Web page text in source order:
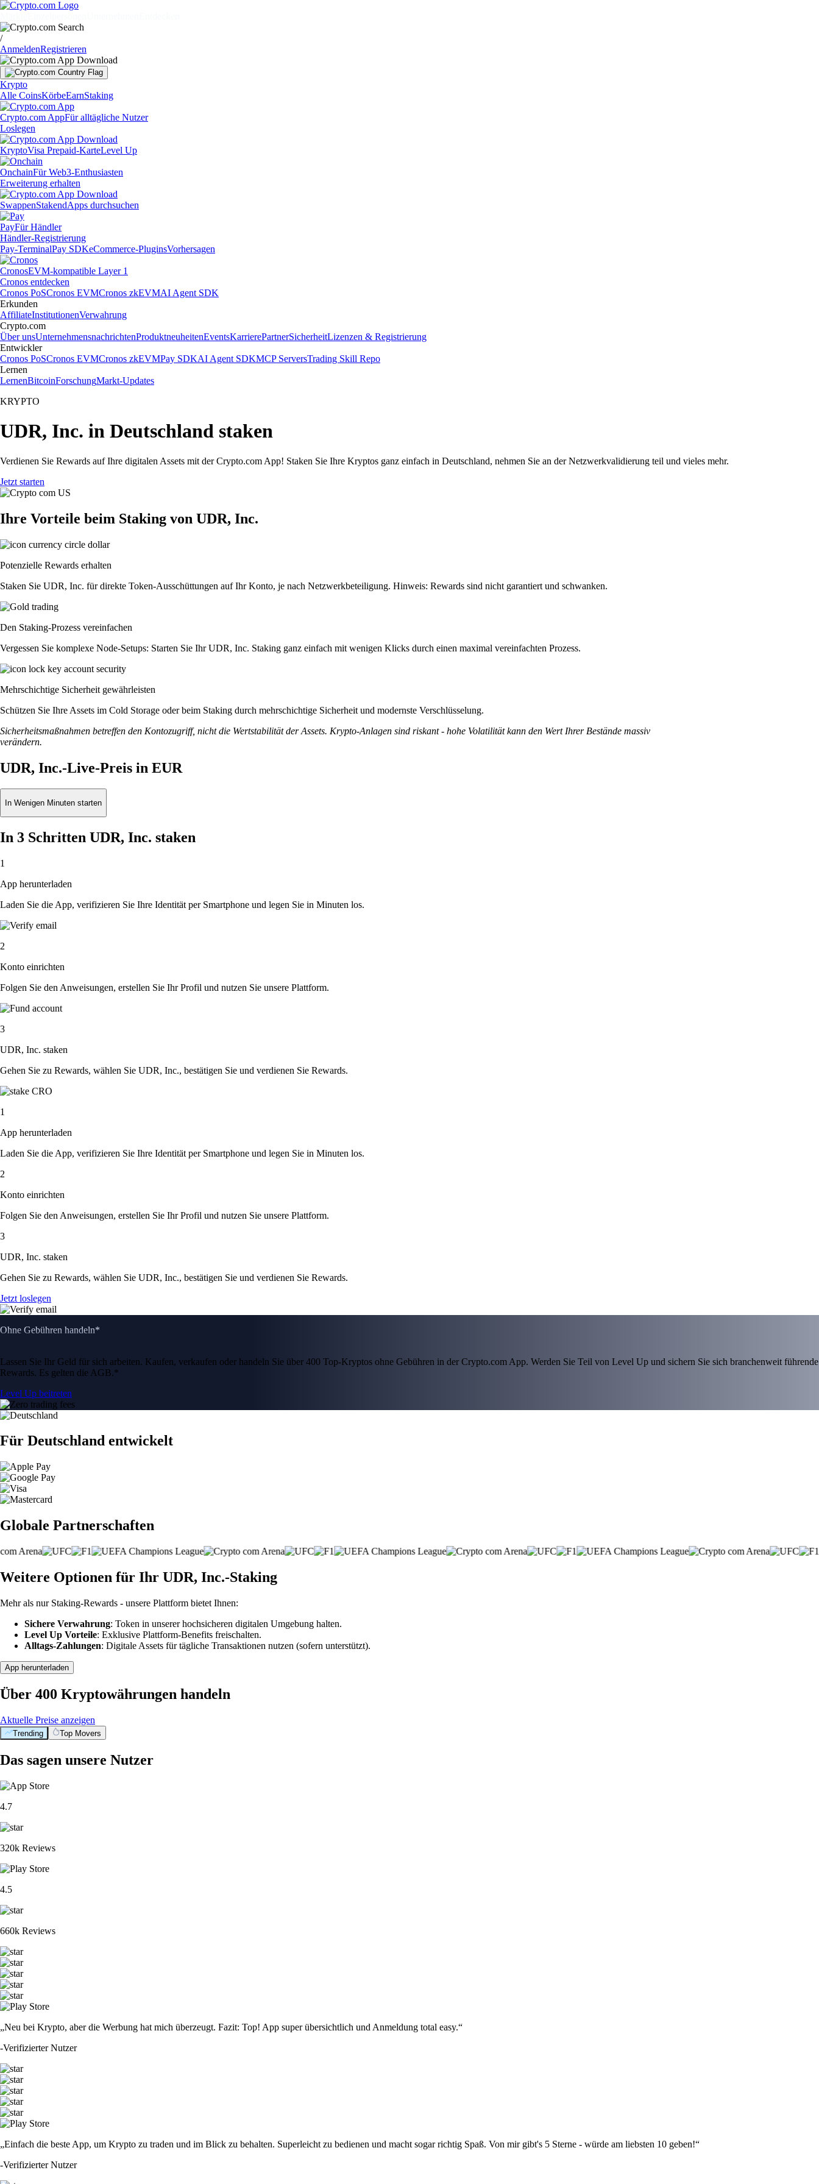
/
AnmeldenRegistrieren
Krypto
Alle CoinsKörbeEarnStaking
Crypto.com AppFür alltägliche Nutzer
Loslegen
KryptoVisa Prepaid-KarteLevel Up
OnchainFür Web3-Enthusiasten
Erweiterung erhalten
SwappenStakendApps durchsuchen
PayFür Händler
Händler-Registrierung
Pay-TerminalPay SDKeCommerce-PluginsVorhersagen
CronosEVM-kompatible Layer 1
Cronos entdecken
Cronos PoSCronos EVMCronos zkEVMAI Agent SDK
Erkunden
AffiliateInstitutionenVerwahrung
Crypto.com
Über unsUnternehmensnachrichtenProduktneuheitenEventsKarrierePartnerSicherheitLizenzen & Registrierung
Entwickler
Cronos PoSCronos EVMCronos zkEVMPay SDKAI Agent SDKMCP ServersTrading Skill Repo
Lernen
LernenBitcoinForschungMarkt-Updates
KRYPTO
UDR, Inc. in Deutschland staken
Verdienen Sie Rewards auf Ihre digitalen Assets mit der Crypto.com App! Staken Sie Ihre Kryptos ganz einfach in Deutschland, nehmen Sie an der Netzwerkvalidierung teil und vieles mehr.
Jetzt starten
Ihre Vorteile beim Staking von UDR, Inc.
Potenzielle Rewards erhalten
Staken Sie UDR, Inc. für direkte Token-Ausschüttungen auf Ihr Konto, je nach Netzwerkbeteiligung. Hinweis: Rewards sind nicht garantiert und schwanken.
Den Staking-Prozess vereinfachen
Vergessen Sie komplexe Node-Setups: Starten Sie Ihr UDR, Inc. Staking ganz einfach mit wenigen Klicks durch einen maximal vereinfachten Prozess.
Mehrschichtige Sicherheit gewährleisten
Schützen Sie Ihre Assets im Cold Storage oder beim Staking durch mehrschichtige Sicherheit und modernste Verschlüsselung.
Sicherheitsmaßnahmen betreffen den Kontozugriff, nicht die Wertstabilität der Assets. Krypto-Anlagen sind riskant - hohe Volatilität kann den Wert Ihrer Bestände massiv
verändern.
UDR, Inc.-Live-Preis in EUR
In Wenigen Minuten starten
In 3 Schritten UDR, Inc. staken
1
App herunterladen
Laden Sie die App, verifizieren Sie Ihre Identität per Smartphone und legen Sie in Minuten los.
2
Konto einrichten
Folgen Sie den Anweisungen, erstellen Sie Ihr Profil und nutzen Sie unsere Plattform.
3
UDR, Inc. staken
Gehen Sie zu Rewards, wählen Sie UDR, Inc., bestätigen Sie und verdienen Sie Rewards.
1
App herunterladen
Laden Sie die App, verifizieren Sie Ihre Identität per Smartphone und legen Sie in Minuten los.
2
Konto einrichten
Folgen Sie den Anweisungen, erstellen Sie Ihr Profil und nutzen Sie unsere Plattform.
3
UDR, Inc. staken
Gehen Sie zu Rewards, wählen Sie UDR, Inc., bestätigen Sie und verdienen Sie Rewards.
Jetzt loslegen
Ohne Gebühren handeln*
Lassen Sie Ihr Geld für sich arbeiten. Kaufen, verkaufen oder handeln Sie über 400 Top-Kryptos ohne Gebühren in der Crypto.com App. Werden Sie Teil von Level Up und sichern Sie sich branchenweit führende
Rewards. Es gelten die AGB.*
Level Up beitreten
Für Deutschland entwickelt
Globale Partnerschaften
Weitere Optionen für Ihr UDR, Inc.-Staking
Mehr als nur Staking-Rewards - unsere Plattform bietet Ihnen:
Sichere Verwahrung: Token in unserer hochsicheren digitalen Umgebung halten.
Level Up Vorteile: Exklusive Plattform-Benefits freischalten.
Alltags-Zahlungen: Digitale Assets für tägliche Transaktionen nutzen (sofern unterstützt).
App herunterladen
Über 400 Kryptowährungen handeln
Aktuelle Preise anzeigen
Trending Top Movers
Das sagen unsere Nutzer
4.7
320k Reviews
4.5
660k Reviews
„Neu bei Krypto, aber die Werbung hat mich überzeugt. Fazit: Top! App super übersichtlich und Anmeldung total easy.“
-Verifizierter Nutzer
„Einfach die beste App, um Krypto zu traden und im Blick zu behalten. Superleicht zu bedienen und macht sogar richtig Spaß. Von mir gibt's 5 Sterne - würde am liebsten 10 geben!“
-Verifizierter Nutzer